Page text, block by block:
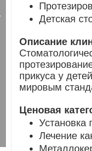
Детская
Описание
прикуса у
мировым
Ценовая
Лечение